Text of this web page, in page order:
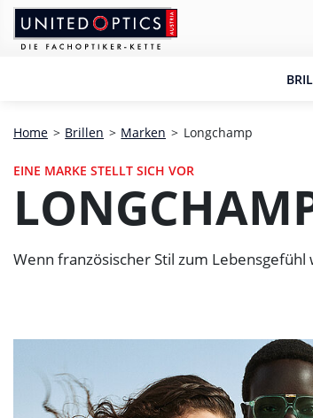
Zum Hauptinhalt springen
Zum Footer springen
Zum Ende der Navigation springen
Zum Beginn der Navigation springen
Home > Brillen > Marken > Longchamp
EINE MARKE STELLT SICH VOR
Wenn französischer Stil zum Lebensgefühl